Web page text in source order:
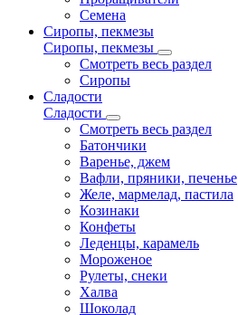
Семена
Сиропы, пекмезы
Сиропы, пекмезы
Смотреть весь раздел
Сиропы
Сладости
Сладости
Смотреть весь раздел
Батончики
Варенье, джем
Вафли, пряники, печенье
Желе, мармелад, пастила
Козинаки
Конфеты
Леденцы, карамель
Мороженое
Рулеты, снеки
Халва
Шоколад